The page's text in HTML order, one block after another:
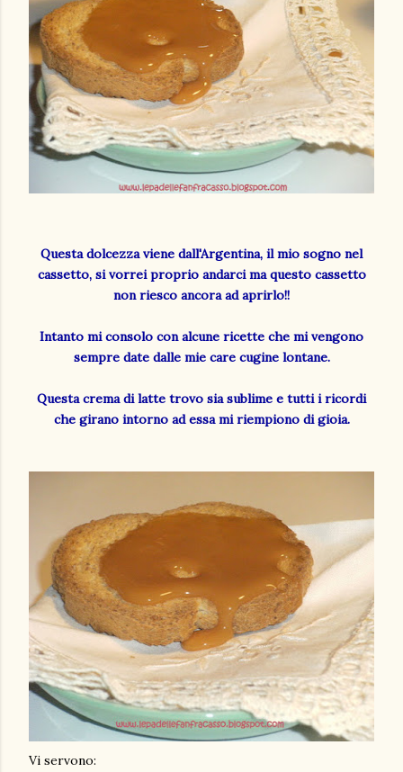
Questa dolcezza viene dall'Argentina, il mio sogno nel
cassetto, si vorrei proprio andarci ma questo cassetto
non riesco ancora ad aprirlo!!
Intanto mi consolo con alcune ricette che mi vengono
sempre date dalle mie care cugine lontane.
Questa crema di latte trovo sia sublime e tutti i ricordi
che girano intorno ad essa mi riempiono di gioia.
Vi servono: